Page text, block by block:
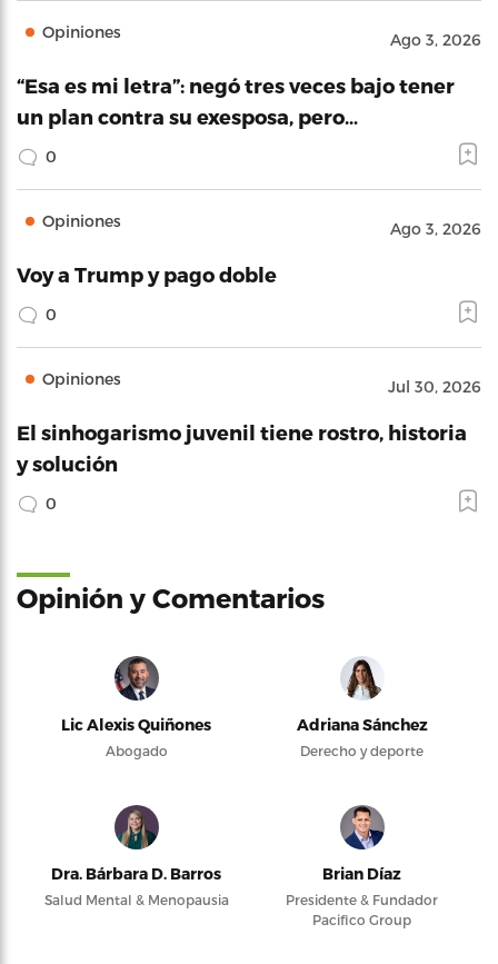
Opiniones Ago 3, 2026
“Esa es mi letra”: negó tres veces bajo tener
un plan contra su exesposa, pero…
0
Opiniones Ago 3, 2026
Voy a Trump y pago doble
0
Opiniones Jul 30, 2026
El sinhogarismo juvenil tiene rostro, historia
y solución
0
Opinión y Comentarios
Lic Alexis Quiñones
Abogado
Adriana Sánchez
Derecho y deporte
Dra. Bárbara D. Barros
Salud Mental & Menopausia
Brian Díaz
Presidente & Fundador
Pacifico Group